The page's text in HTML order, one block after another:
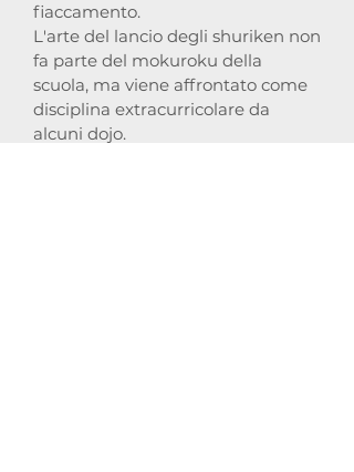
fiaccamento.
L'arte del lancio degli shuriken non
fa parte del mokuroku della
scuola, ma viene affrontato come
disciplina extracurricolare da
alcuni dojo.